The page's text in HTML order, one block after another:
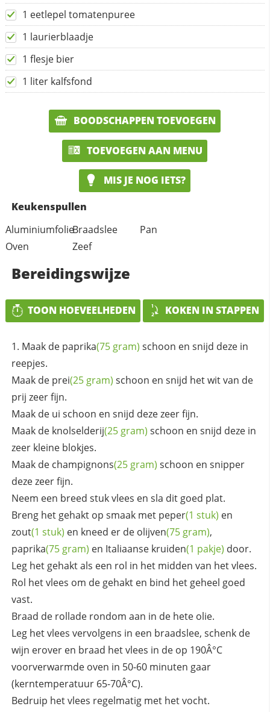
1 eetlepel tomatenpuree
1 laurierblaadje
1 flesje bier
1 liter kalfsfond
BOODSCHAPPEN TOEVOEGEN
TOEVOEGEN AAN MENU
MIS JE NOG IETS?
Keukenspullen
AluminiumfolieBraadslee
Pan
Oven
Zeef
Bereidingswijze
TOON HOEVEELHEDEN KOKEN IN STAPPEN
Maak de paprika(75 gram) schoon en snijd deze in
reepjes.
Maak de prei(25 gram) schoon en snijd het wit van de
prij zeer fijn.
Maak de ui schoon en snijd deze zeer fijn.
Maak de knolselderij(25 gram) schoon en snijd deze in
zeer kleine blokjes.
Maak de champignons(25 gram) schoon en snipper
deze zeer fijn.
Neem een breed stuk vlees en sla dit goed plat.
Breng het gehakt op smaak met peper(1 stuk) en
zout(1 stuk) en kneed er de olijven(75 gram),
paprika(75 gram) en Italiaanse kruiden(1 pakje) door.
Leg het gehakt als een rol in het midden van het vlees.
Rol het vlees om de gehakt en bind het geheel goed
vast.
Braad de rollade rondom aan in de hete olie.
Leg het vlees vervolgens in een braadslee, schenk de
wijn erover en braad het vlees in de op 190Â°C
voorverwarmde oven in 50-60 minuten gaar
(kerntemperatuur 65-70Â°C).
Bedruip het vlees regelmatig met het vocht.